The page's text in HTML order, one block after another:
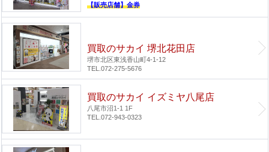
【販売店舗】金券
買取のサカイ 堺北花田店
堺市北区東浅香山町4-1-12
TEL.072-275-5676
買取のサカイ イズミヤ八尾店
八尾市沼1-1 1F
TEL.072-943-0323